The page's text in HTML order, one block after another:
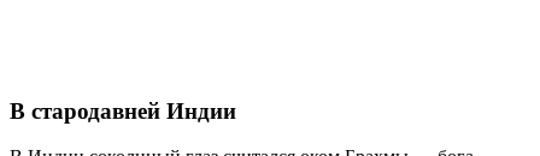
В стародавней Индии